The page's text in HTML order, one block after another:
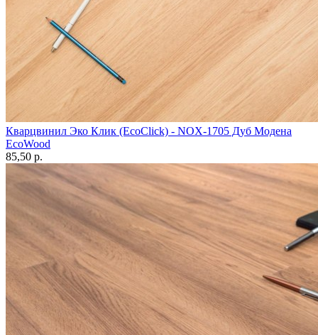
Кварцвинил Эко Клик (EcoClick) - NOX-1705 Дуб Модена
EcoWood
85,50 p.